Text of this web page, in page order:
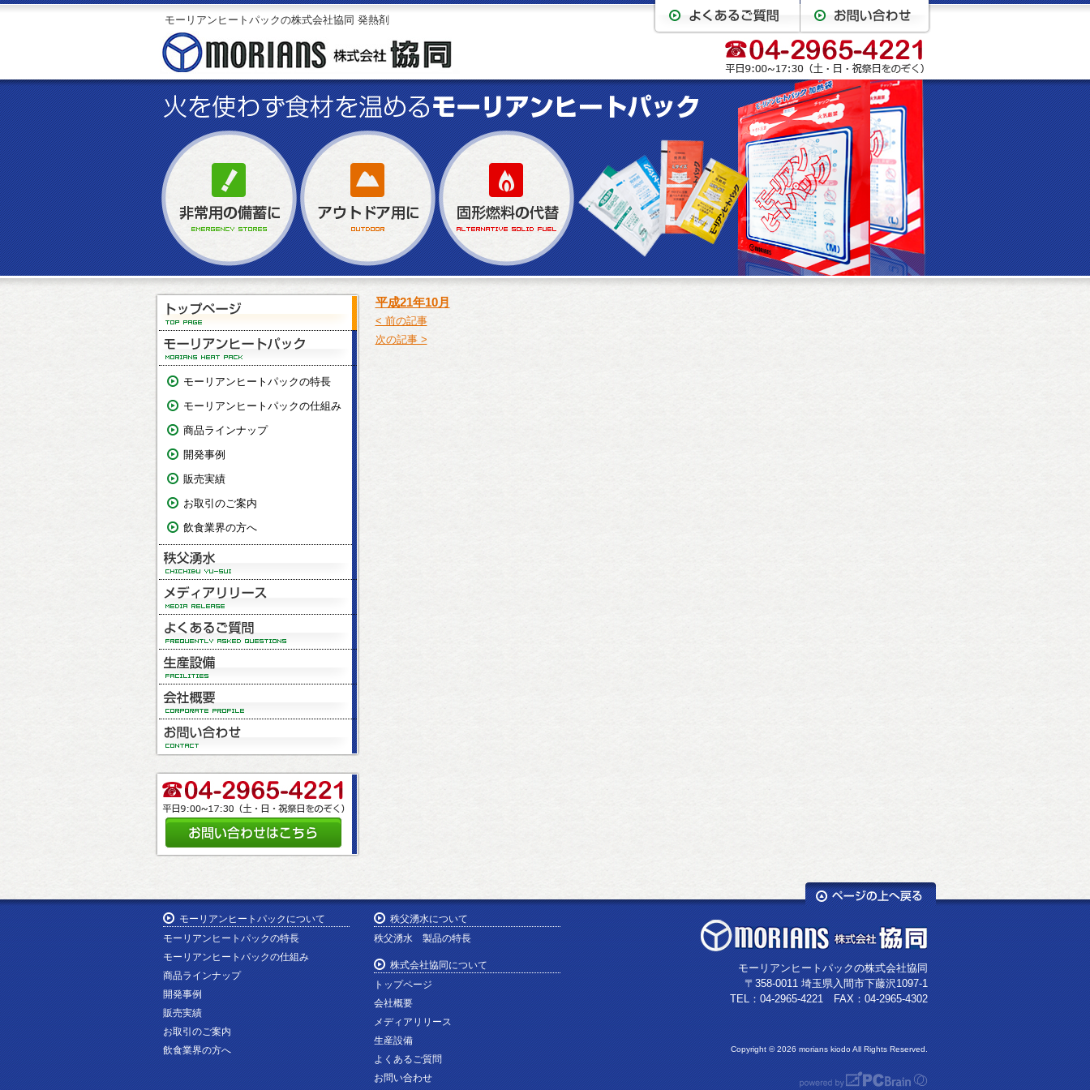
モーリアンヒートパックの株式会社協同 発熱剤
モーリアンヒートパックの特長
モーリアンヒートパックの仕組み
商品ラインナップ
開発事例
販売実績
お取引のご案内
飲食業界の方へ
平成21年10月
< 前の記事
次の記事 >
モーリアンヒートパックについて
モーリアンヒートパックの特長
モーリアンヒートパックの仕組み
商品ラインナップ
開発事例
販売実績
お取引のご案内
飲食業界の方へ
秩父湧水について
秩父湧水 製品の特長
株式会社協同について
トップページ
会社概要
メディアリリース
生産設備
よくあるご質問
お問い合わせ
モーリアンヒートパックの株式会社協同
〒358-0011 埼玉県入間市下藤沢1097-1
TEL：04-2965-4221 FAX：04-2965-4302
Copyright ©2026 morians kiodo All Rights Reserved.